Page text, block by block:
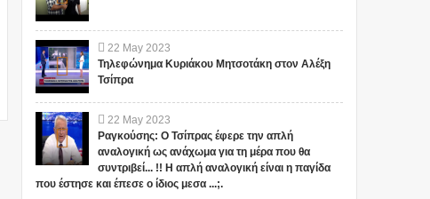
22 May 2023
Τηλεφώνημα Κυριάκου Μητσοτάκη στον Αλέξη
Τσίπρα
22 May 2023
Ραγκούσης: Ο Τσίπρας έφερε την απλή
αναλογική ως ανάχωμα για τη μέρα που θα
συντριβεί... !! Η απλή αναλογική είναι η παγίδα
που έστησε και έπεσε ο ίδιος μεσα ...;.